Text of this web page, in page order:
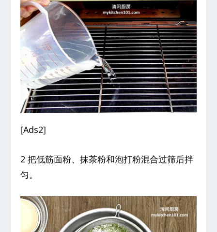
[Ads2]
2 把低筋面粉、抹茶粉和泡打粉混合过筛后拌
匀。